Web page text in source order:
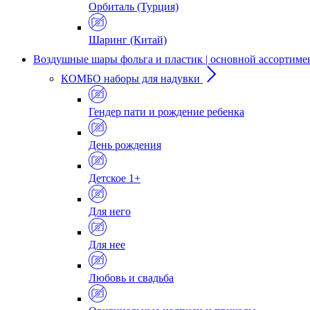
Орбиталь (Турция)
Шаринг (Китай)
Воздушные шары фольга и пластик | основной
КОМБО наборы для надувки
Гендер пати и рождение ребенка
День рождения
Детское 1+
Для него
Для нее
Любовь и свадьба